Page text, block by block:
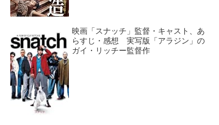
映画「スナッチ」監督・キャスト、あ
らすじ・感想 実写版「アラジン」の
ガイ・リッチー監督作